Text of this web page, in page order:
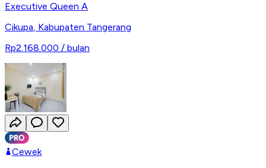
Executive Queen A
Cikupa, Kabupaten Tangerang
Rp2.168.000 / bulan
Cewek